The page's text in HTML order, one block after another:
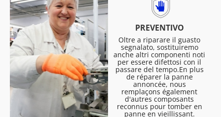
PREVENTIVO
Oltre a riparare il guasto
segnalato, sostituiremo
anche altri componenti noti
per essere difettosi con il
passare del tempo.En plus
de réparer la panne
annoncée, nous
remplaçons également
d'autres composants
reconnus pour tomber en
panne en vieillissant.